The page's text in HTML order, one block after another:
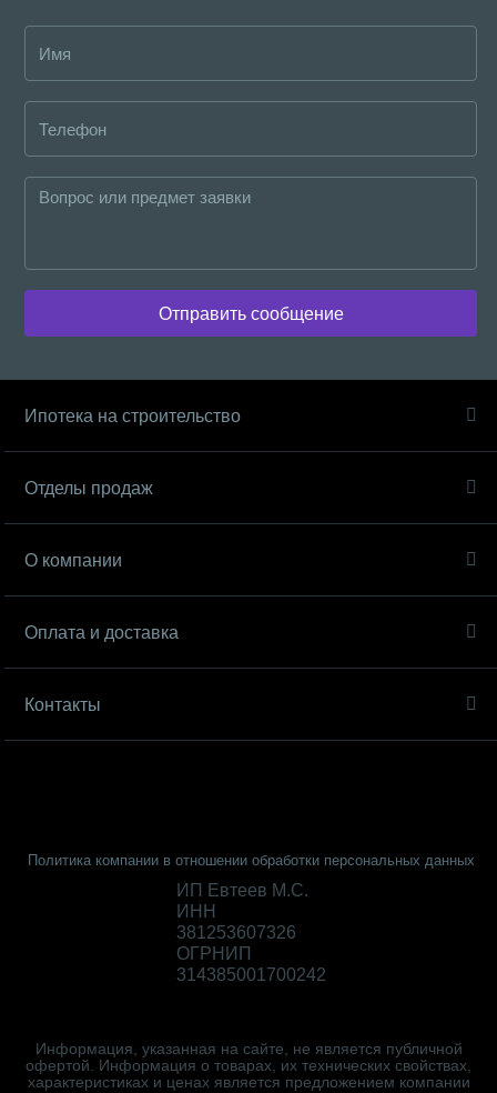
Отправить сообщение
Ипотека на строительство
Отделы продаж
О компании
Оплата и доставка
Контакты
Политика компании в отношении обработки персональных данных
ИП Евтеев М.С.
ИНН
381253607326
ОГРНИП
314385001700242
Информация, указанная на сайте, не является публичной
офертой. Информация о товарах, их технических свойствах,
характеристиках и ценах является предложением компании